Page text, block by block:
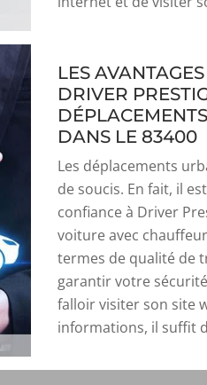
LES
DRIVER
DANS LE 83400
Les déplacements
de soucis. En fait, il
confiance à Driver
voiture avec
termes de qualité de
garantir votre
falloir visiter son site
informations, il suffit